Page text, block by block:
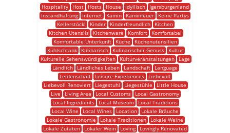
Hospitality
Host Hosts House Idyllisch
Igersburgenland
Instandhaltung
Internet Kamin Kaminfeuer
Keine Partys
Kellerstöckl
Kinder Kinderfreundlich
Kitchen
Kitchen Utensils
Kitchenware Komfort
Komfortabel
Komfortable Unterkunft
Küche
Küchenutensilien
Kühlschrank
Kulinarisch Kulinarischer Genuss
Kultur
Kulturelle Sehenswürdigkeiten
Kulturveranstaltungen
Lage
Ländlich
Ländliches Leben Landschaft
Language
Leidenschaft
Leisure Experiences
Liebevoll
Liebevoll Renoviert
Liegestuhl Liegestühle
Little House
Live
Living Area Local Customs
Local Gastronomy
Local Ingredients
Local Museum
Local Traditions
Local Wine
Local Wines Location
Lokale Bräuche
Lokale Gastronomie
Lokale Traditionen
Lokale Weine
Lokale Zutaten
Lokaler Wein Loving
Lovingly Renovated